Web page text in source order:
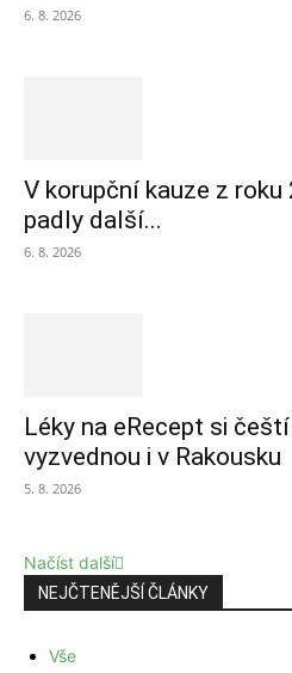
6. 8. 2026
V korupční kauze z
padly další...
6. 8. 2026
Léky na eRecept si
vyzvednou i v Rakousku
5. 8. 2026
Načíst další
NEJČTENĚJŠÍ ČLÁNKY
Vše